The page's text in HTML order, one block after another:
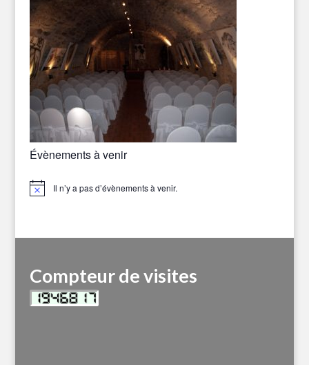
Évènements à venir
Notice Il n’y a pas d’évènements à venir.
Compteur de visites